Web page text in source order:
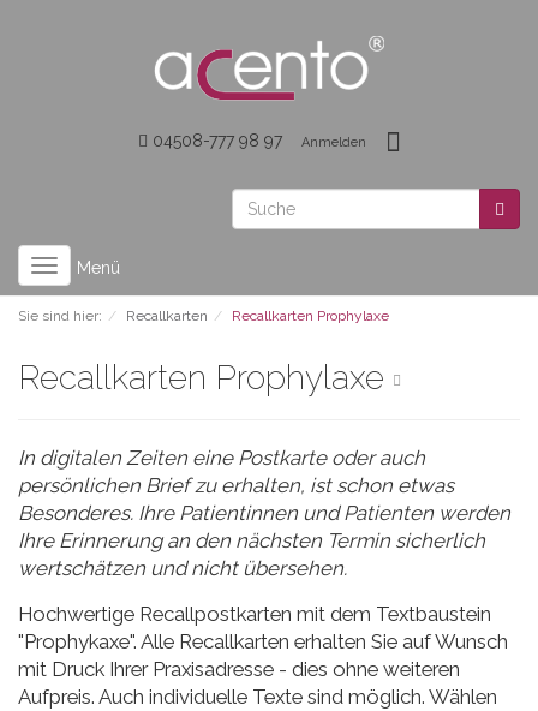
04508-777 98 97 Anmelden
Toggle
navigation
Menü
Sie sind hier: Recallkarten Recallkarten Prophylaxe
Recallkarten Prophylaxe
In digitalen Zeiten eine Postkarte oder auch
persönlichen Brief zu erhalten, ist schon etwas
Besonderes. Ihre Patientinnen und Patienten werden
Ihre Erinnerung an den nächsten Termin sicherlich
wertschätzen und nicht übersehen.
Hochwertige Recallpostkarten mit dem Textbaustein
"Prophykaxe". Alle Recallkarten erhalten Sie auf Wunsch
mit Druck Ihrer Praxisadresse - dies ohne weiteren
Aufpreis. Auch individuelle Texte sind möglich. Wählen